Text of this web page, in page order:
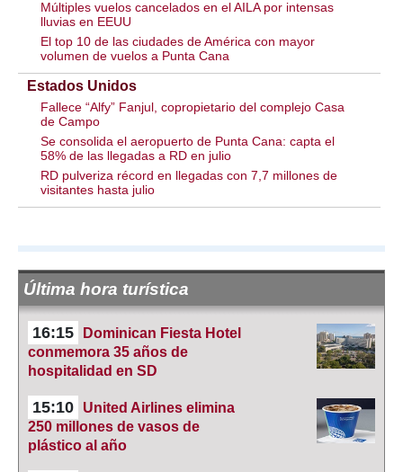
Múltiples vuelos cancelados en el AILA por intensas
lluvias en EEUU
El top 10 de las ciudades de América con mayor
volumen de vuelos a Punta Cana
Estados Unidos
Fallece “Alfy” Fanjul, copropietario del complejo Casa
de Campo
Se consolida el aeropuerto de Punta Cana: capta el
58% de las llegadas a RD en julio
RD pulveriza récord en llegadas con 7,7 millones de
visitantes hasta julio
Última hora turística
16:15
Dominican Fiesta Hotel
conmemora 35 años de
hospitalidad en SD
15:10
United Airlines elimina
250 millones de vasos de
plástico al año